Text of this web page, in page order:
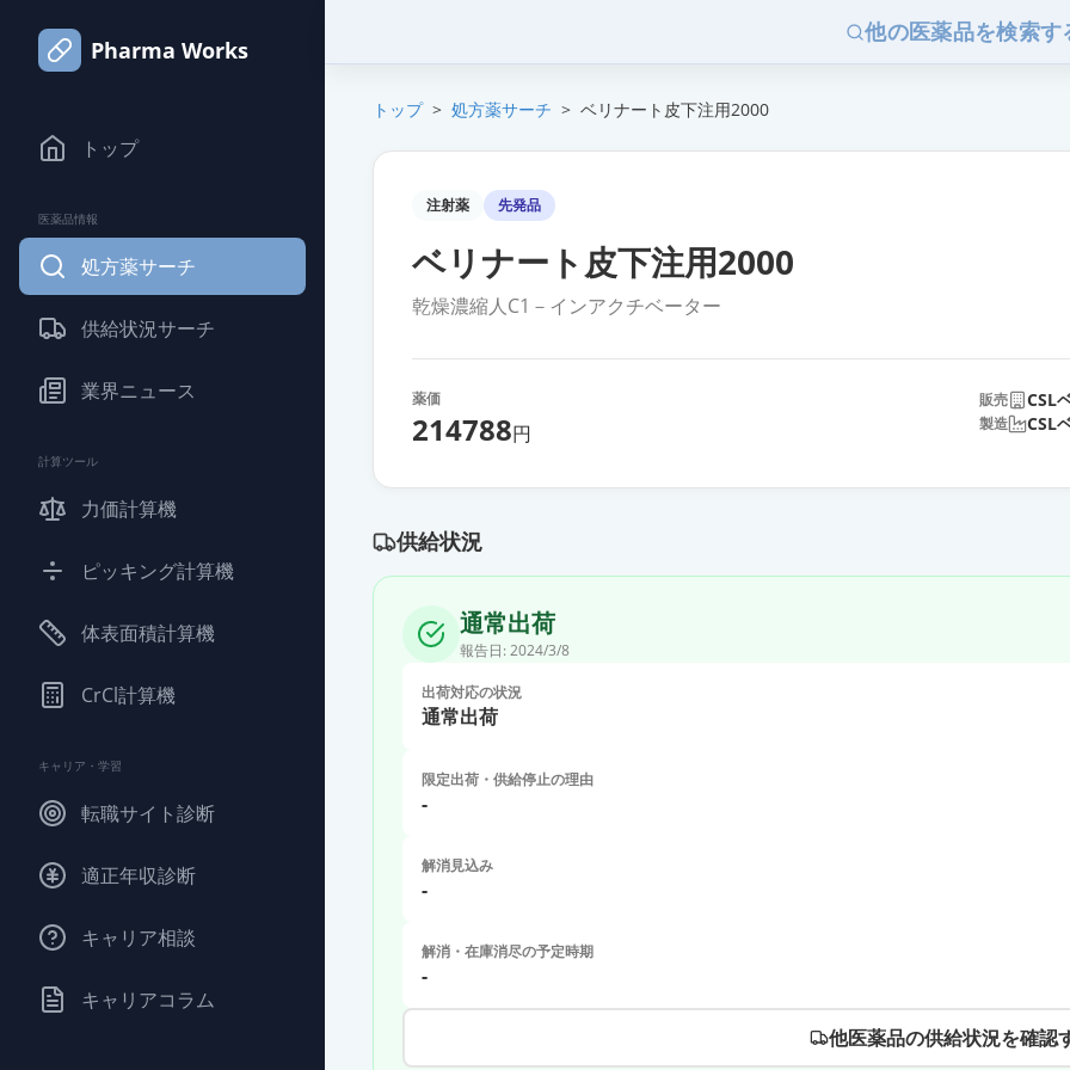
Pharma Works
トップ
医薬品情報
処方薬サーチ
供給状況サーチ
業界ニュース
計算ツール
力価計算機
ピッキング計算機
体表面積計算機
CrCl計算機
キャリア・学習
転職サイト診断
適正年収診断
キャリア相談
キャリアコラム
他の医薬品を検索す
トップ > 処方薬サーチ > ベリナート皮下注用2000
注射薬 先発品
ベリナート皮下注用2000
乾燥濃縮人C1－インアクチベーター
薬価
214788円
販売 CSL
製造 CSL
供給状況
通常出荷
報告日: 2024/3/8
出荷対応の状況
通常出荷
限定出荷・供給停止の理由
-
解消見込み
-
解消・在庫消尽の予定時期
-
他医薬品の供給状況を確認